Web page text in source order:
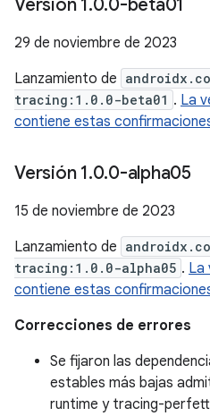
Versión 1.0.0-beta01
29 de noviembre de 2023
Lanzamiento de
tracing:1.0.0-beta01 . La
contiene estas
Versión 1.0.0-alpha05
15 de noviembre de 2023
Lanzamiento de
tracing:1.0.0-alpha05 . La
contiene estas
Correcciones de errores
Se fijaron las
estables más bajas
runtime y tracing-